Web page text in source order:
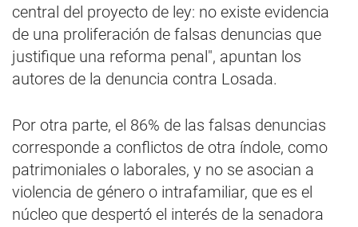
central del proyecto de ley: no existe evidencia
de una proliferación de falsas denuncias que
justifique una reforma penal", apuntan los
autores de la denuncia contra Losada.
Por otra parte, el 86% de las falsas denuncias
corresponde a conflictos de otra índole, como
patrimoniales o laborales, y no se asocian a
violencia de género o intrafamiliar, que es el
núcleo que despertó el interés de la senadora